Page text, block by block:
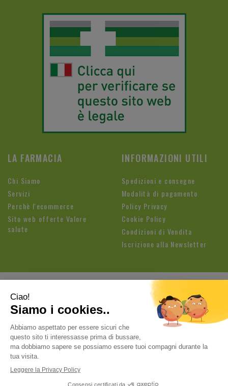
LA FARMACIA
Chi Siamo
Servizi
Perchè l'ecommerce
Sito web offerte Valore
salute
INFORMAZIONI UTILI
Spedizioni e consegne
Modalità di pagamento
Policy Privacy
Cookie Policy
Condizioni di Vendita
Iscrizione alla Newsletter
Farmacia Fioroni di Brandolese Paolo
Cavallotti, 3 26813 Graffignana (LO) | Tel.: